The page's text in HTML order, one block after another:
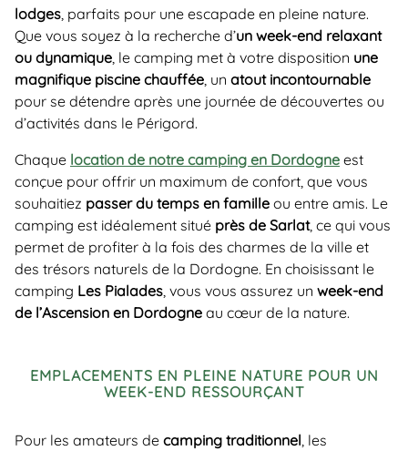
lodges, parfaits pour une escapade en pleine nature.
Que vous soyez à la recherche d’un week-end relaxant
ou dynamique, le camping met à votre disposition une
magnifique piscine chauffée, un atout incontournable
pour se détendre après une journée de découvertes ou
d’activités dans le Périgord.
Chaque location de notre camping en Dordogne est
conçue pour offrir un maximum de confort, que vous
souhaitiez passer du temps en famille ou entre amis. Le
camping est idéalement situé près de Sarlat, ce qui vous
permet de profiter à la fois des charmes de la ville et
des trésors naturels de la Dordogne. En choisissant le
camping Les Pialades, vous vous assurez un week-end
de l’Ascension en Dordogne au cœur de la nature.
EMPLACEMENTS EN PLEINE NATURE POUR UN
WEEK-END RESSOURÇANT
Pour les amateurs de camping traditionnel, les